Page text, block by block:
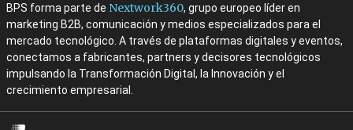
BPS forma parte de Nextwork360, grupo europeo líder en
marketing B2B, comunicación y medios especializados para el
mercado tecnológico. A través de plataformas digitales y eventos,
conectamos a fabricantes, partners y decisores tecnológicos
impulsando la Transformación Digital, la Innovación y el
crecimiento empresarial.